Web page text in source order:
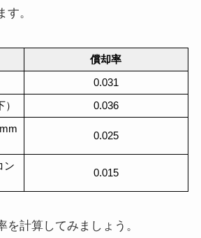
す。
償却率
0.031
0.036
0.025
ン
0.015
を計算してみましょう。